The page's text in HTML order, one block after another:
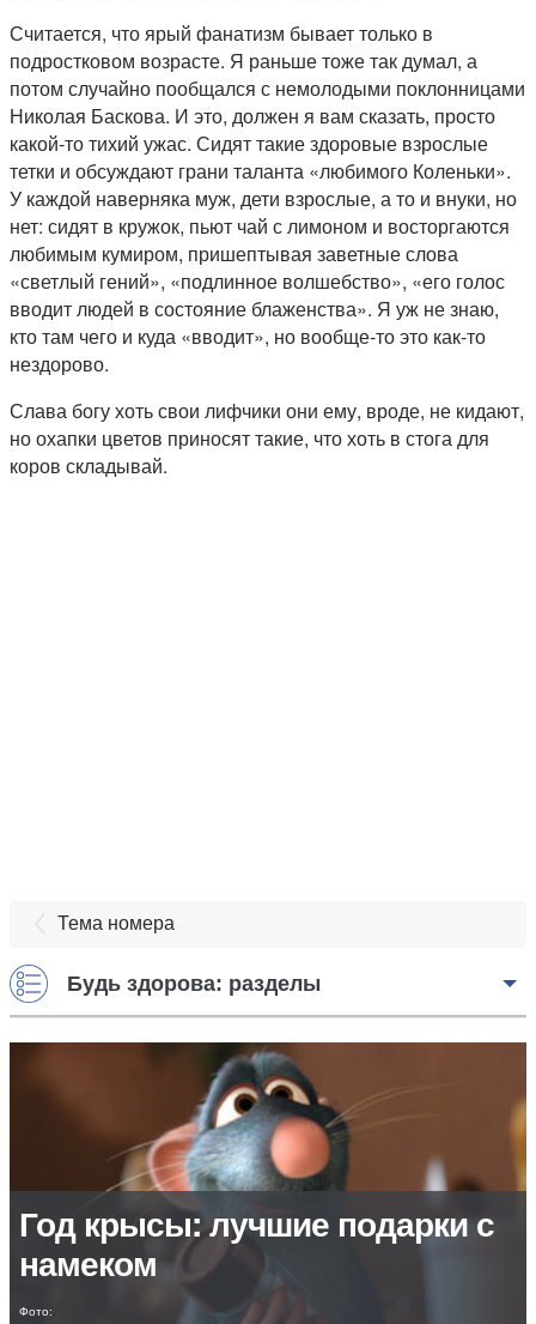
Считается, что ярый фанатизм бывает только в
подростковом возрасте. Я раньше тоже так думал, а
потом случайно пообщался с немолодыми поклонницами
Николая Баскова. И это, должен я вам сказать, просто
какой-то тихий ужас. Сидят такие здоровые взрослые
тетки и обсуждают грани таланта «любимого Коленьки».
У каждой наверняка муж, дети взрослые, а то и внуки, но
нет: сидят в кружок, пьют чай с лимоном и восторгаются
любимым кумиром, пришептывая заветные слова
«светлый гений», «подлинное волшебство», «его голос
вводит людей в состояние блаженства». Я уж не знаю,
кто там чего и куда «вводит», но вообще-то это как-то
нездорово.
Слава богу хоть свои лифчики они ему, вроде, не кидают,
но охапки цветов приносят такие, что хоть в стога для
коров складывай.
Тема номера
Будь здорова: разделы
Год крысы: лучшие подарки с
намеком
Фото: